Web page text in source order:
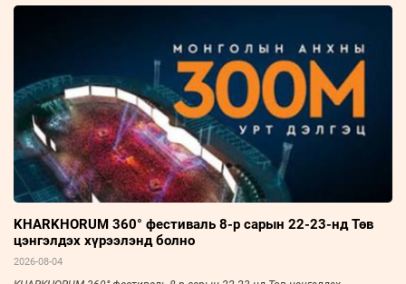
KHARKHORUM 360° фестиваль 8-р сарын 22-23-нд Төв
цэнгэлдэх хүрээлэнд болно
2026-08-04